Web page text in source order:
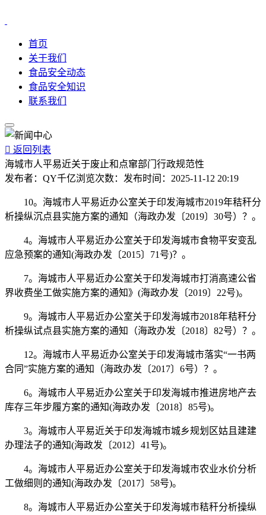
首页
关于我们
食品安全动态
食品安全知识
联系我们
 返回列表
海城市人平易近关于废止和点窜部门行政规范性
发布者： QY千亿浏览次数： 发布时间： 2025-11-12 20:19
10。海城市人平易近办公室关于印发海城市2019年秸秆分
析操纵沉点县实施方案的通知（海政办发〔2019〕30号）？。
4。海城市人平易近办公室关于印发海城市食物平安变乱
应急预案的通知(海政办发〔2015〕71号)？。
7。海城市人平易近办公室关于印发海城市打消高速公省
界收费坐工做实施方案的通知》(海政办发〔2019〕22号)。
9。海城市人平易近办公室关于印发海城市2018年秸秆分
析操纵试点县实施方案的通知（海政办发〔2018〕82号）？。
12。海城市人平易近办公室关于印发海城市落实“一书两
合同”实施方案的通知（海政办发〔2017〕6号）？。
6。海城市人平易近办公室关于印发海城市推进房地产去
库存三年步履方案的通知(海政办发〔2018〕85号)。
3。海城市人平易近关于印发海城市城乡规划区姑且建建
办理法子的通知(海政发〔2012〕41号)。
4。海城市人平易近办公室关于印发海城市农业水价分析
工做细则的通知(海政办发〔2017〕58号)。
8。海城市人平易近办公室关于印发海城市秸秆分析操纵